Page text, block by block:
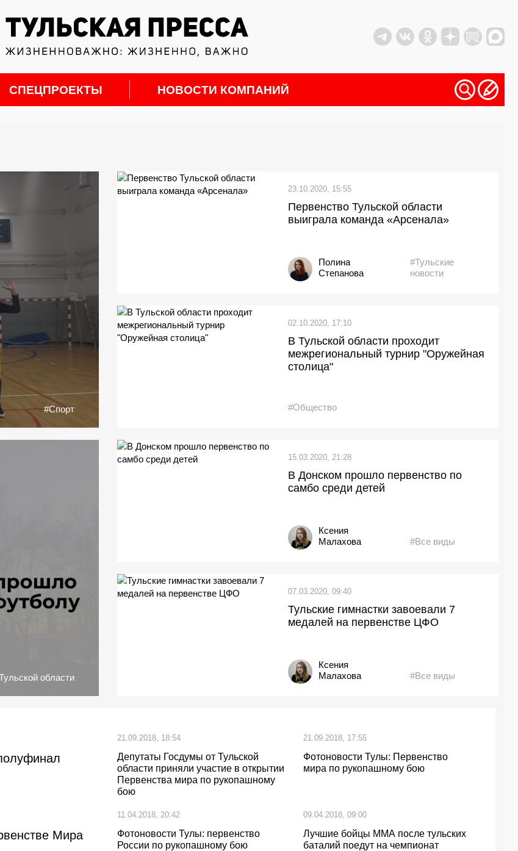
СПЕЦПРОЕКТЫ НОВОСТИ КОМПАНИЙ
#Спорт
23.10.2020, 15:55
Первенство Тульской области
выиграла команда «Арсенала»
Полина
Степанова
#Тульские
новости
02.10.2020, 17:10
В Тульской области проходит
межрегиональный турнир "Оружейная
столица"
#Общество
области
15.03.2020, 21:28
В Донском прошло первенство по
самбо среди детей
Ксения
Малахова
#Все виды
07.03.2020, 09:40
Тульские гимнастки завоевали 7
медалей на первенстве ЦФО
Ксения
Малахова
#Все виды
21.09.2018, 18:54
Депутаты Госдумы от Тульской
области приняли участие в открытии
Первенства мира по рукопашному
бою
21.09.2018, 17:55
Фотоновости Тулы: Первенство
мира по рукопашному бою
Мира
11.04.2018, 20:42
Фотоновости Тулы: первенство
России по рукопашному бою
09.04.2018, 09:00
Лучшие бойцы ММА после тульских
баталий поедут на чемпионат